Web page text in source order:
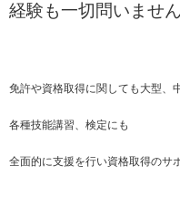
経験も一切問いません
免許や資格取得に関しても大型、
各種技能講習、検定にも
全面的に支援を行い資格取得のサ